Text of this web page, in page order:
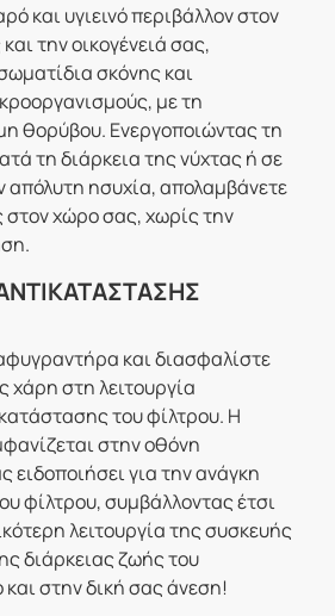
και υγιεινό περιβάλλον στον
την οικογένειά σας,
σκόνης και
με τη
θορύβου. Ενεργοποιώντας τη
τη διάρκεια της νύχτας ή σε
απόλυτη ησυχία, απολαμβάνετε
στον χώρο σας, χωρίς την
και διασφαλίστε
χάρη στη λειτουργία
του φίλτρου. Η
στην οθόνη
ειδοποιήσει για την ανάγκη
φίλτρου, συμβάλλοντας έτσι
λειτουργία της συσκευής
διάρκειας ζωής του
στην δική σας άνεση!